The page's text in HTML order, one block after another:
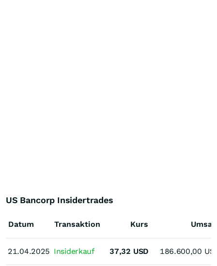
US Bancorp Insidertrades
Datum
21.04.2025
Transaktion Kurs
21.04.2025 Insiderkauf 37,32 USD 186.600,00